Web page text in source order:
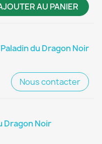
AU PANIER
du Dragon Noir
Nous contacter
Dragon Noir